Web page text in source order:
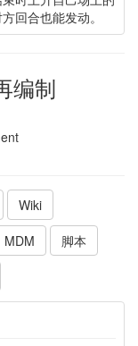
回合也能发动。
编制
Wiki
MDM
脚本